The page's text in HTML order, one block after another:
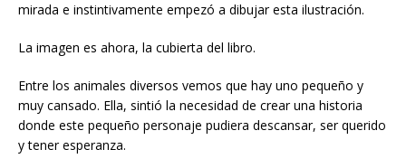
mirada e instintivamente empezó a dibujar esta ilustración.
La imagen es ahora, la cubierta del libro.
Entre los animales diversos vemos que hay uno pequeño y
muy cansado. Ella, sintió la necesidad de crear una historia
donde este pequeño personaje pudiera descansar, ser querido
y tener esperanza.